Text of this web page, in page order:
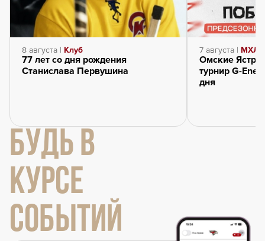
8 августа | Клуб
77 лет со дня рождения
Станислава Первушина
7 августа | МХЛ
Омские
турнир G-
дня
БУДЬ В
КУРСЕ
СОБЫТИЙ